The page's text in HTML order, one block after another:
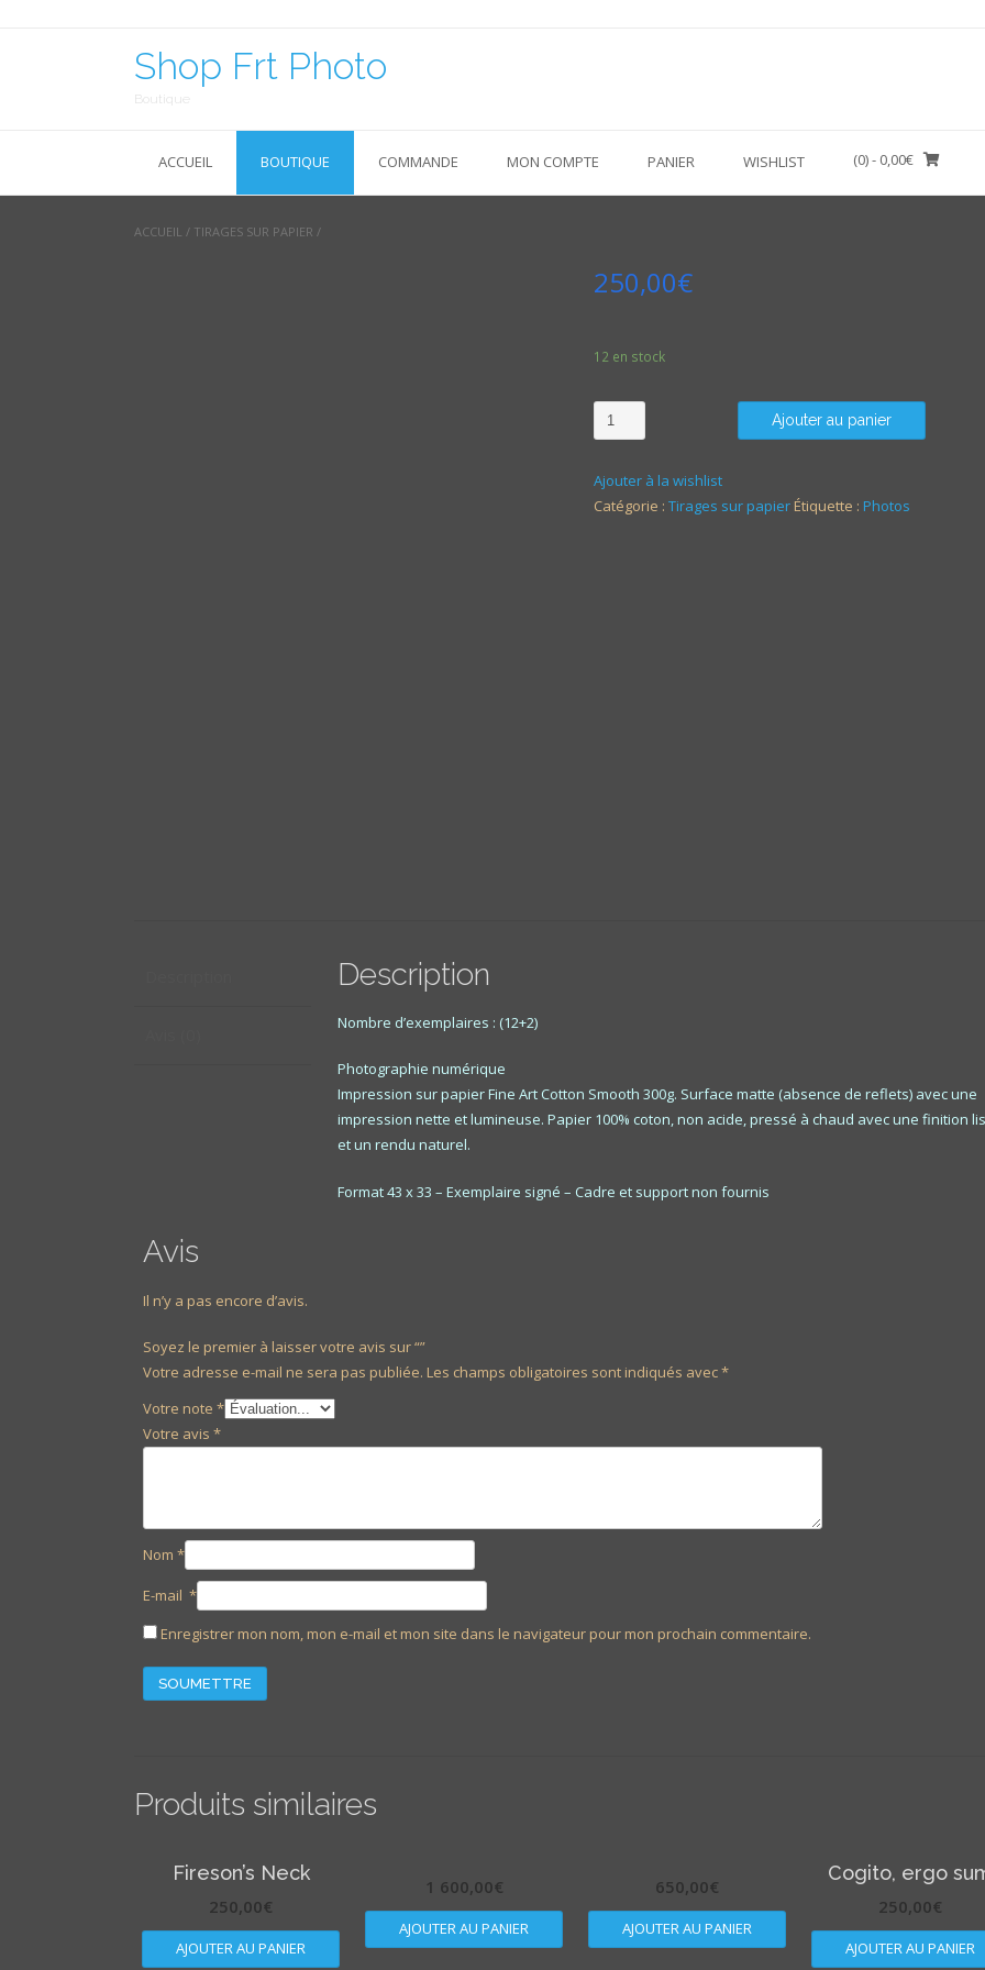
Shop Frt Photo
Boutique
ACCUEIL BOUTIQUE COMMANDE MON COMPTE PANIER WISHLIST (0)- 0,00€
ACCUEIL / TIRAGES SUR PAPIER /
250,00€
12 en stock
Quantité Ajouter au panier
Ajouter à la wishlist
Catégorie : Tirages sur papier Étiquette : Photos
Description
Nombre d’exemplaires : (12+2)
Photographie numérique
Impression sur papier Fine Art Cotton Smooth 300g. Surface matte (absence de reflets) avec une
impression nette et lumineuse. Papier 100% coton, non acide, pressé à chaud avec une finition
et un rendu naturel.
Format 43 x 33 – Exemplaire signé – Cadre et support non fournis
Avis
Il n’y a pas encore d’avis.
Soyez le premier à laisser votre avis sur “”
Votre adresse e-mail ne sera pas publiée. Les champs obligatoires sont indiqués avec*
Votre note*
Votre avis*
Nom*
E-mail*
Enregistrer mon nom, mon e-mail et mon site dans le navigateur pour mon prochain commentaire.
Produits similaires
Fireson’s Neck
250,00€
AJOUTER AU PANIER
1 600,00€
AJOUTER AU PANIER
650,00€
AJOUTER AU PANIER
Cogito, ergo
250,00€
AJOUTER AU PANIER